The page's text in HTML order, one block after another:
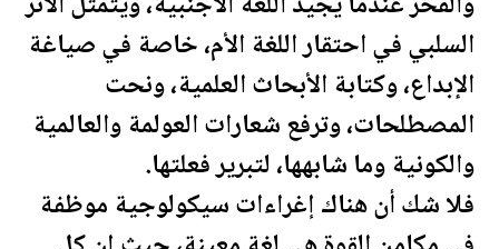
السلبي في احتقار اللغة الأم، خاصة في صياغة
الإبداع، وكتابة الأبحاث العلمية، ونحت
المصطلحات، وترفع شعارات العولمة والعالمية
والكونية وما شابهها، لتبرير فعلتها.
فلا شك أن هناك إغراءات سيكولوجية موظفة